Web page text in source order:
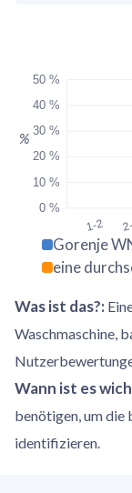
1-2
0 %
10 %
20 %
30 %
40 %
50 %
%
Gorenje
eine
Was ist das?:
Waschmaschine,
Wann ist es
benötigen, um die
identifizieren.